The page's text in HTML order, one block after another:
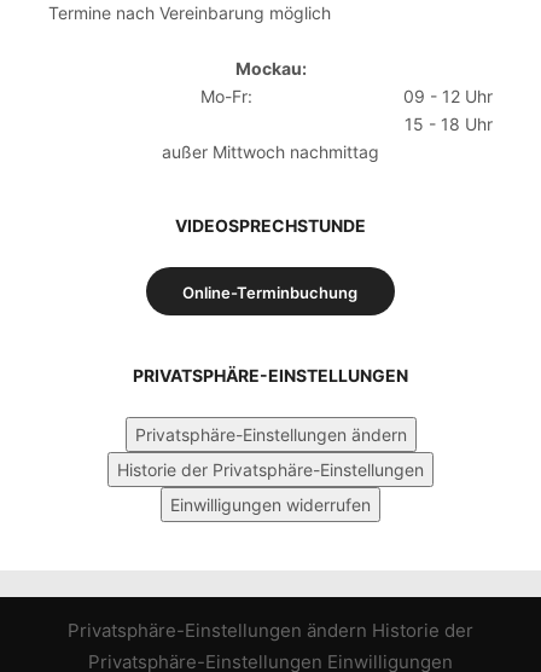
Termine nach Vereinbarung möglich
Mockau:
Mo-Fr:
09 - 12 Uhr
15 - 18 Uhr
außer Mittwoch nachmittag
VIDEOSPRECHSTUNDE
Online-Terminbuchung
PRIVATSPHÄRE-EINSTELLUNGEN
Privatsphäre-Einstellungen ändern
Historie der Privatsphäre-Einstellungen
Einwilligungen widerrufen
Privatsphäre-Einstellungen ändern Historie der
Privatsphäre-Einstellungen Einwilligungen